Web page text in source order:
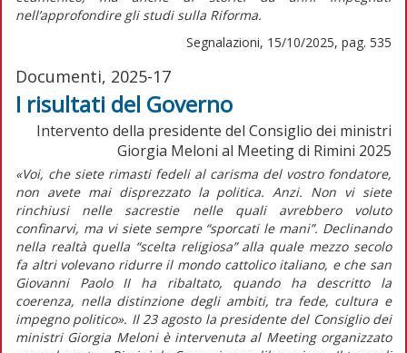
nell’approfondire gli studi sulla Riforma.
Segnalazioni, 15/10/2025, pag. 535
Documenti, 2025-17
I risultati del Governo
Intervento della presidente del Consiglio dei ministri
Giorgia Meloni al Meeting di Rimini 2025
«Voi, che siete rimasti fedeli al carisma del vostro fondatore,
non avete mai disprezzato la politica. Anzi. Non vi siete
rinchiusi nelle sacrestie nelle quali avrebbero voluto
confinarvi, ma vi siete sempre “sporcati le mani”. Declinando
nella realtà quella “scelta religiosa” alla quale mezzo secolo
fa altri volevano ridurre il mondo cattolico italiano, e che san
Giovanni Paolo II ha ribaltato, quando ha descritto la
coerenza, nella distinzione degli ambiti, tra fede, cultura e
impegno politico». Il 23 agosto la presidente del Consiglio dei
ministri Giorgia Meloni è intervenuta al Meeting organizzato